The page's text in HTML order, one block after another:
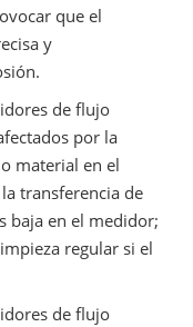
que el
y
de flujo
por la
material en el
transferencia de
baja en el medidor;
regular si el
de flujo